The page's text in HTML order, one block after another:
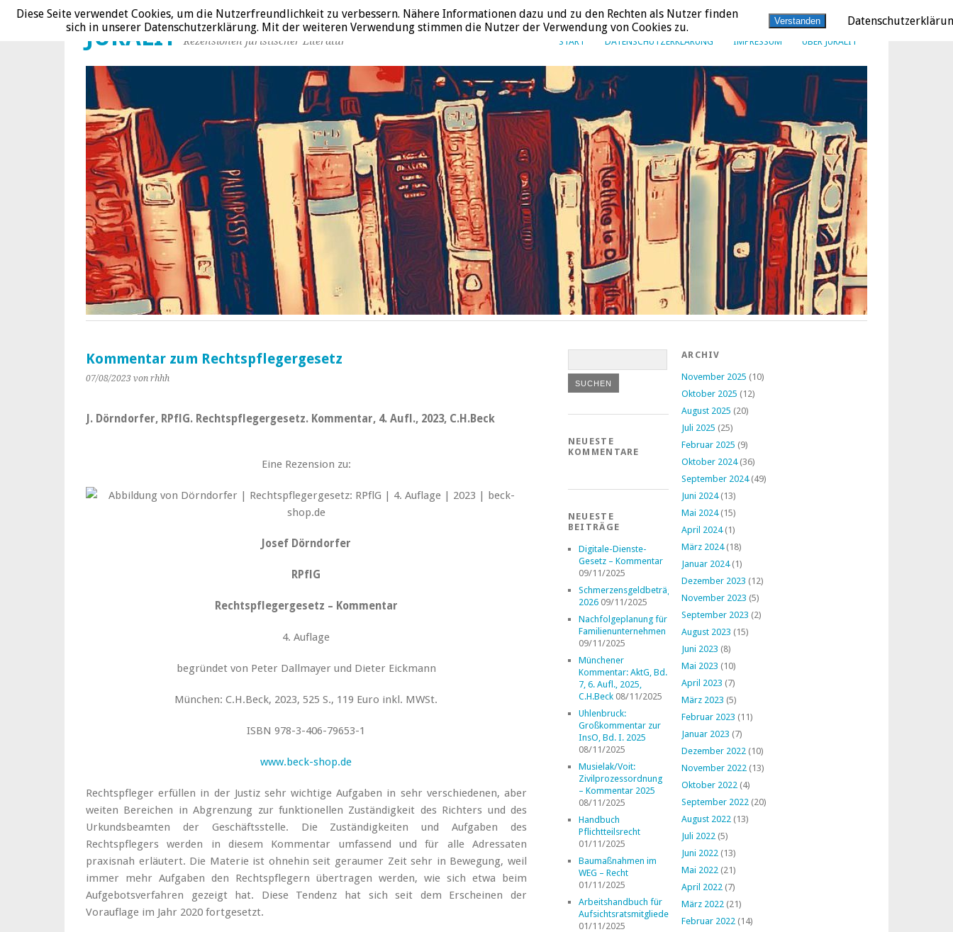
START DATENSCHUTZERKLÄRUNG IMPRESSUM ÜBER JURALIT
JURALIT Rezensionen juristischer Literatur
Kommentar zum Rechtspflegergesetz
07/08/2023 von rhhh
J. Dörndorfer, RPflG. Rechtspflegergesetz. Kommentar, 4. Aufl., 2023, C.H.Beck
Eine Rezension zu:
Josef Dörndorfer
RPflG
Rechtspflegergesetz – Kommentar
4. Auflage
begründet von Peter Dallmayer und Dieter Eickmann
München: C.H.Beck, 2023, 525 S., 119 Euro inkl. MWSt.
ISBN 978-3-406-79653-1
www.beck-shop.de
Rechtspfleger erfüllen in der Justiz sehr wichtige Aufgaben in sehr verschiedenen, aber
weiten Bereichen in Abgrenzung zur funktionellen Zuständigkeit des Richters und des
Urkundsbeamten der Geschäftsstelle. Die Zuständigkeiten und Aufgaben des
Rechtspflegers werden in diesem Kommentar umfassend und für alle Adressaten
praxisnah erläutert. Die Materie ist ohnehin seit geraumer Zeit sehr in Bewegung, weil
immer mehr Aufgaben den Rechtspflegern übertragen werden, wie sich etwa beim
Aufgebotsverfahren gezeigt hat. Diese Tendenz hat sich seit dem Erscheinen der
Vorauflage im Jahr 2020 fortgesetzt.
NEUESTE
KOMMENTARE
NEUESTE
BEITRÄGE
Digitale-Dienste-
Gesetz – Kommentar
09/11/2025
Schmerzensgeldbeträge
2026 09/11/2025
Nachfolgeplanung für
Familienunternehmen
09/11/2025
Münchener
Kommentar: AktG, Bd.
7, 6. Aufl., 2025,
C.H.Beck 08/11/2025
Uhlenbruck:
Großkommentar zur
InsO, Bd. I. 2025
08/11/2025
Musielak/Voit:
Zivilprozessordnung
– Kommentar 2025
08/11/2025
Handbuch
Pflichtteilsrecht
01/11/2025
Baumaßnahmen im
WEG – Recht
01/11/2025
Arbeitshandbuch für
Aufsichtsratsmitglieder
01/11/2025
ARCHIV
November 2025 (10)
Oktober 2025 (12)
August 2025 (20)
Juli 2025 (25)
Februar 2025 (9)
Oktober 2024(36)
September 2024(49)
Juni 2024(13)
Mai 2024(15)
April 2024(1)
März 2024(18)
Januar 2024(1)
Dezember 2023 (12)
November 2023 (5)
September 2023 (2)
August 2023 (15)
Juni 2023 (8)
Mai 2023 (10)
April 2023 (7)
März 2023 (5)
Februar 2023 (11)
Januar 2023 (7)
Dezember 2022 (10)
November 2022 (13)
Oktober 2022 (4)
September 2022 (20)
August 2022 (13)
Juli 2022 (5)
Juni 2022 (13)
Mai 2022 (21)
April 2022 (7)
März 2022 (21)
Februar 2022 (14)
Diese Seite verwendet Cookies, um die Nutzerfreundlichkeit zu verbessern. Nähere Informationen dazu und zu den Rechten als Nutzer finden
sich in unserer Datenschutzerklärung. Mit der weiteren Verwendung stimmen die Nutzer der Verwendung von Cookies zu.
Verstanden